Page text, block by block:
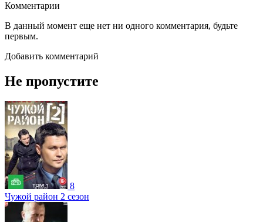
Комментарии
В данный момент еще нет ни одного комментария, будьте
первым.
Добавить комментарий
Не пропустите
8
Чужой район 2 сезон